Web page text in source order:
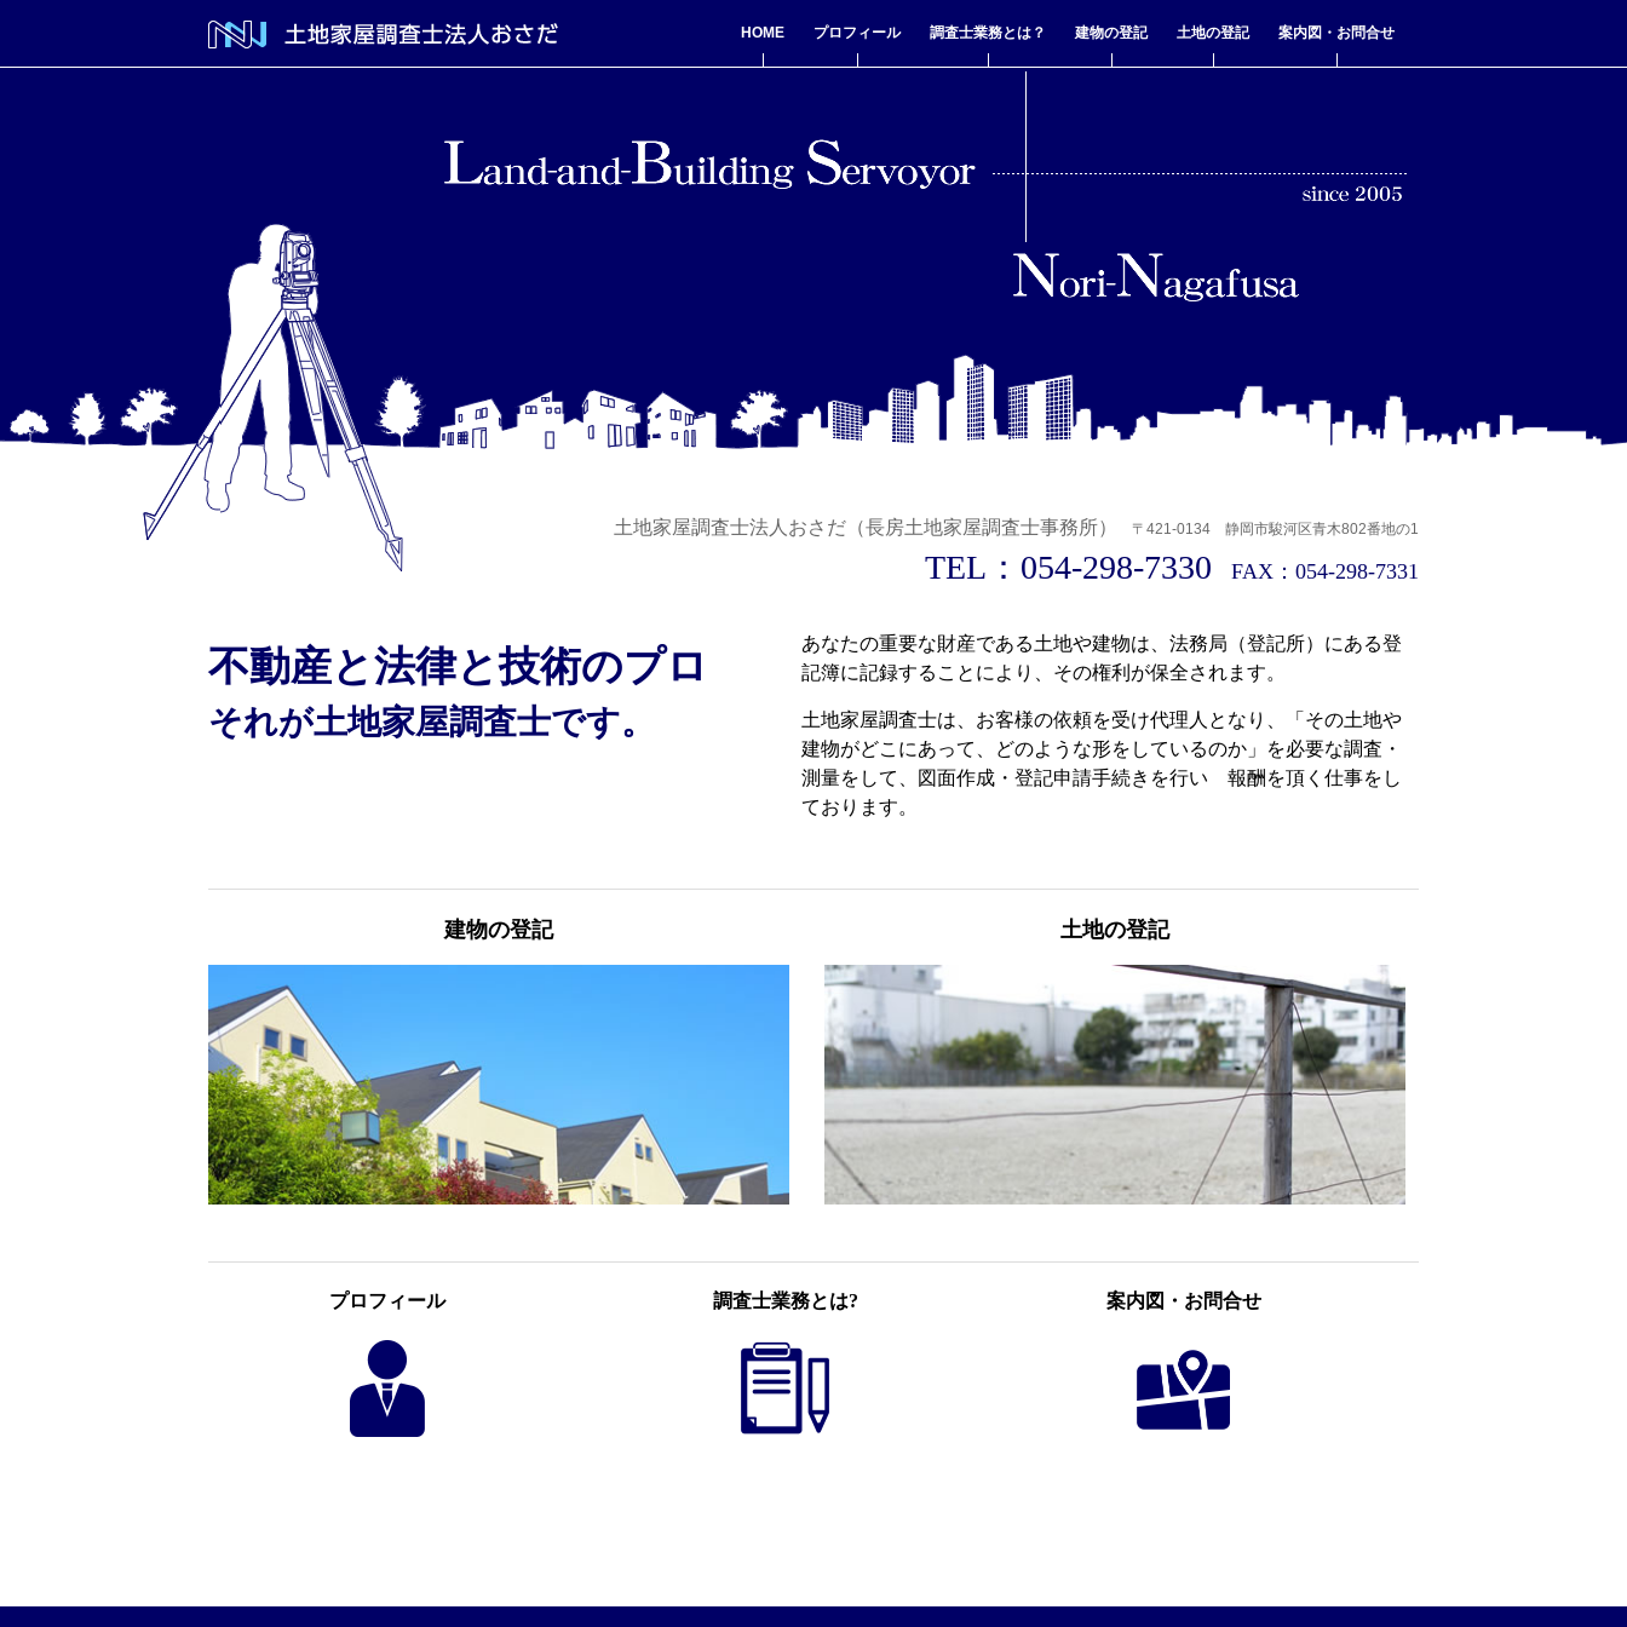
HOME プロフィール 調査士業務とは？ 建物の登記 土地の登記 案内図・お問合せ
土地家屋調査士法人おさだ（長房土地家屋調査士事務所） 〒421-0134 静岡市駿河区青木802番地の1
TEL：054-298-7330 FAX：054-298-7331
不動産と法律と技術のプロ
それが土地家屋調査士です。
あなたの重要な財産である土地や建物は、法務局（登記所）にある登
記簿に記録することにより、その権利が保全されます。
土地家屋調査士は、お客様の依頼を受け代理人となり、「その土地や
建物がどこにあって、どのような形をしているのか」を必要な調査・
測量をして、図面作成・登記申請手続きを行い 報酬を頂く仕事をし
ております。
建物の登記 土地の登記
プロフィール 調査士業務とは? 案内図・お問合せ